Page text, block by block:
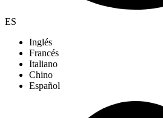
ES
Inglés
Francés
Italiano
Chino
Español